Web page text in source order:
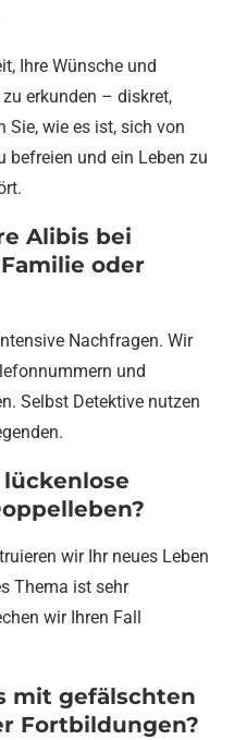
Ihre Wünsche und
erkunden – diskret,
Sie, wie es ist, sich von
und ein Leben zu
Alibis bei
oder
Nachfragen. Wir
und
Selbst Detektive nutzen
wir Ihr neues Leben
Thema ist sehr
wir Ihren Fall
mit gefälschten
Fortbildungen?